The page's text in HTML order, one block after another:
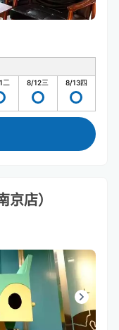
二 8/12三 8/13四
店）